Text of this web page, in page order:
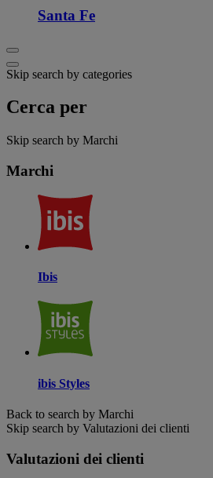
Santa Fe
Skip search by categories
Cerca per
Skip search by Marchi
Marchi
Ibis
ibis Styles
Back to search by Marchi
Skip search by Valutazioni dei clienti
Valutazioni dei clienti